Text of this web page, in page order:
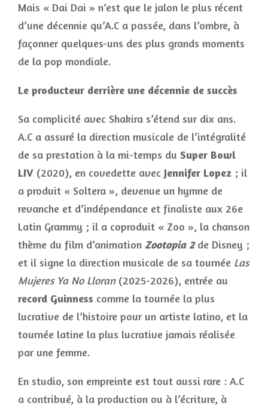
Mais « Dai Dai » n’est que le jalon le plus récent
d’une décennie qu’A.C a passée, dans l’ombre, à
façonner quelques-uns des plus grands moments
de la pop mondiale.
Le producteur derrière une décennie de succès
Sa complicité avec Shakira s’étend sur dix ans.
A.C a assuré la direction musicale de l’intégralité
de sa prestation à la mi-temps du Super Bowl
LIV (2020), en covedette avec Jennifer Lopez ; il
a produit « Soltera », devenue un hymne de
revanche et d’indépendance et finaliste aux 26e
Latin Grammy ; il a coproduit « Zoo », la chanson
thème du film d’animation Zootopia 2de Disney ;
et il signe la direction musicale de sa tournée Las
Mujeres Ya No Lloran(2025-2026), entrée au
record Guinness comme la tournée la plus
lucrative de l’histoire pour un artiste latino, et la
tournée latine la plus lucrative jamais réalisée
par une femme.
En studio, son empreinte est tout aussi rare : A.C
a contribué, à la production ou à l’écriture, à